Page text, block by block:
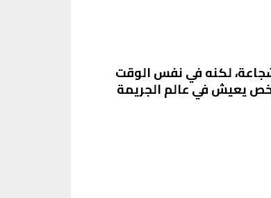
لكنه في نفس الوقت
يعيش في عالم الجريمة